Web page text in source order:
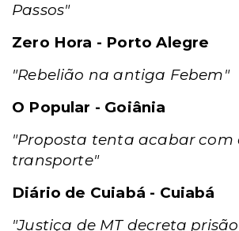
Passos"
Zero Hora - Porto Alegre
"Rebelião na antiga Febem"
O Popular - Goiânia
"Proposta tenta acabar com
transporte"
Diário de Cuiabá - Cuiabá
"Justiça de MT decreta